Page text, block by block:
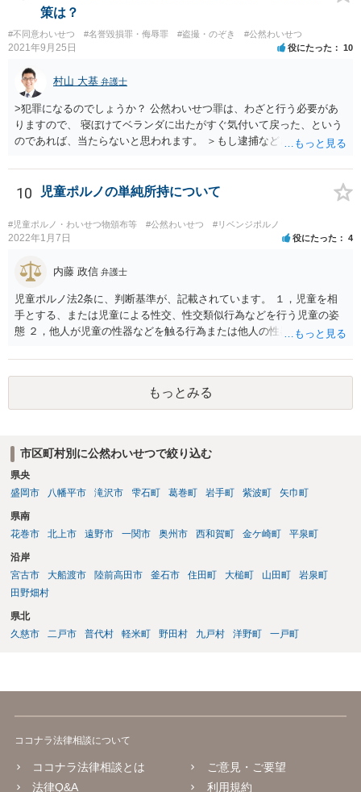
策は？
#不同意わいせつ #名誉毀損罪・侮辱罪 #盗撮・のぞき #公然わいせつ
2021年9月25日 役にたった 10
村山 大基 弁護士
>犯罪になるのでしょうか？ 公然わいせつ罪は、わざと行う必要があ
りますので、 寝ぼけてベランダに出たがすぐ気付いて戻った、という
のであれば、当たらないと思われます。 ＞もし逮捕などされたらどう
う。 当番弁護士というのは、捕まったばかりの方に会いに行き、 無料
で１回助言してくれる弁護士のことです。 ただ、お書きいただいた事
10 児童ポルノの単純所持について
#児童ポルノ・わいせつ物頒布等 #公然わいせつ #リベンジポルノ
2022年1月7日 役にたった 4
内藤 政信 弁護士
児童ポルノ法2条に、判断基準が、記載されています。 １，児童を相
手とする、または児童による性交、性交類似行為などを行う児童の姿
態 ２，他人が児童の性器などを触る行為または他人の性器などを触る
るもの ３、衣服の全部または一部を着けない児童の姿態であり、殊更
に児童の性的な部位(性器・性器の周辺・臀部・胸部)が露出または強調
されているものであり、性欲を興奮させる、または刺激するもの これ
らにあたらないという判断でしょう。 したがって、入手しても問題な
もっとみる
市区町村別に公然わいせつで絞り込む
県央
盛岡市
八幡平市 滝沢市 雫石町 葛巻町 岩手町 紫波町 矢巾町
県南
花巻市
北上市 遠野市 一関市 奥州市 西和賀町 金ケ崎町 平泉町
沿岸
宮古市
大船渡市 陸前高田市 釜石市 住田町 大槌町 山田町
岩泉町
田野畑村
県北
久慈市
二戸市 普代村 軽米町 野田村 九戸村 洋野町 一戸町
ココナラ法律相談について
ココナラ法律相談とは
法律Q&A
ご意見・ご要望
利用規約